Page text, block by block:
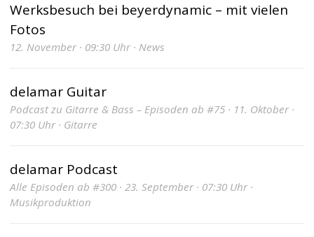
Werksbesuch bei beyerdynamic – mit vielen
Fotos
12. November · 09:30 Uhr · News
delamar Guitar
Podcast zu Gitarre & Bass – Episoden ab #75 · 11. Oktober ·
07:30 Uhr · Gitarre
delamar Podcast
Alle Episoden ab #300 · 23. September · 07:30 Uhr ·
Musikproduktion